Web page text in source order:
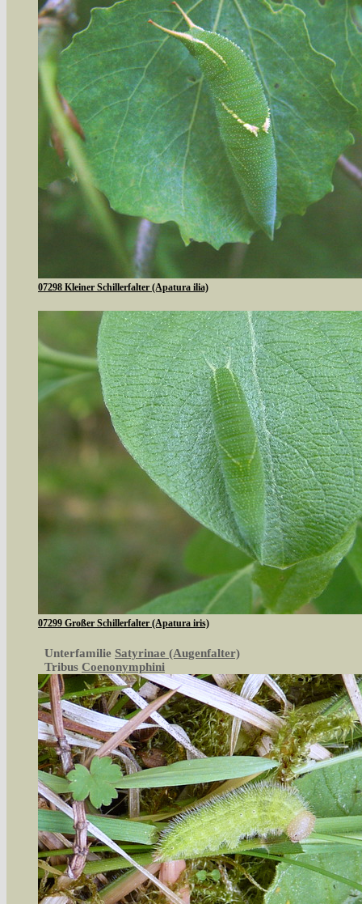
07298 Kleiner Schillerfalter (Apatura ilia)
07299 Großer Schillerfalter (Apatura iris)
Unterfamilie Satyrinae (Augenfalter)
Tribus Coenonymphini